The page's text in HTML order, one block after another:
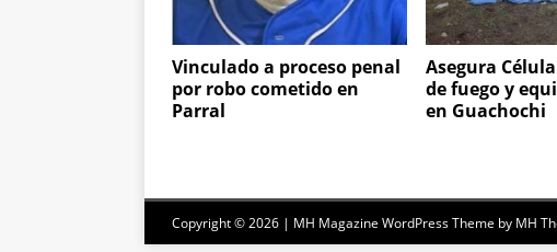
Vinculado a proceso penal
por robo cometido en
Parral
Asegura
de fuego y
en Guachochi
Copyright © 2026 | MH Magazine WordPress Theme by MH